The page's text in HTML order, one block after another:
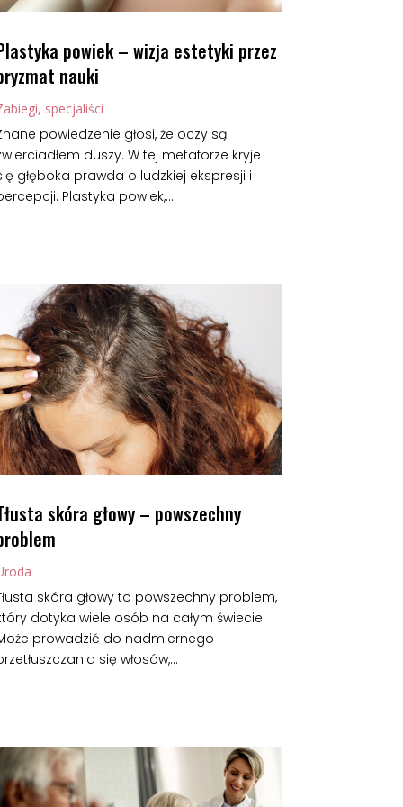
powiek – wizja estetyki przez
nauki
specjaliści
powiedzenie głosi, że oczy są
duszy. W tej metaforze kryje
głęboka prawda o ludzkiej ekspresji i
Plastyka powiek,...
skóra głowy – powszechny
skóra głowy to powszechny problem,
dotyka wiele osób na całym świecie.
prowadzić do nadmiernego
się włosów,...